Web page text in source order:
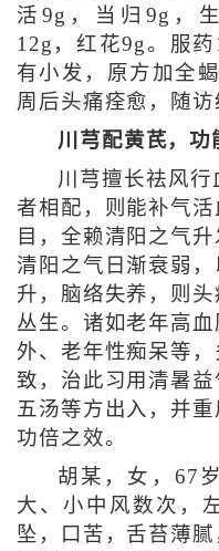
活9g，当归9g，
12g，红花9g。服
有小发，原方加全
周后头痛痊愈，随访
川芎配黄芪，功
川芎擅长祛风
者相配，则能补气
目，全赖清阳之气
清阳之气日渐衰弱
升，脑络失养，则
丛生。诸如老年高
外、老年性痴呆等
致，治此习用清暑
五汤等方出入，并
功倍之效。
胡某，女，67
大、小中风数次，
坠，口苦，舌苔薄腻